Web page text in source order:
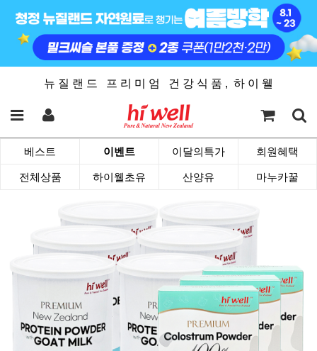
뉴 질 랜 드 프 리 미 엄 건 강 식 품 , 하 이 웰
베스트 이벤트 이달의특가 회원혜택
전체상품 하이웰초유 산양유 마누카꿀